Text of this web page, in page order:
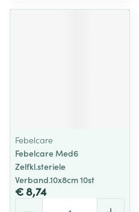
Febelcare
Febelcare Med6
Zelfkl.steriele
Verband.10x8cm 10st
€ 8,74